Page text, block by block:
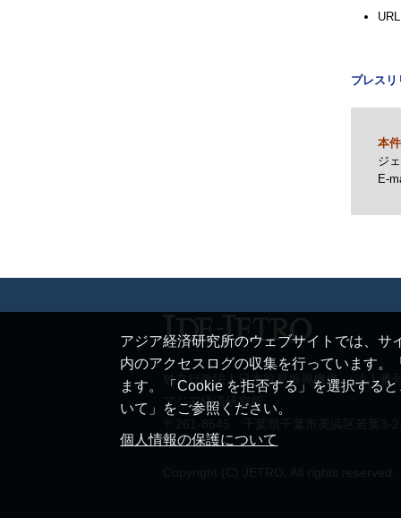
URL
プレス
本
ジ
E-
独立行政法人日本貿易振興機構 （法人
アジア経済研究所
アジア経済研究所のウェブサイトでは、サ
内のアクセスログの収集を行っています。
ます。「Cookie を拒否する」を選択する
いて」をご参照ください。
個人情報の保護について